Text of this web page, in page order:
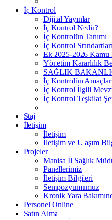
İç Kontrol
Dijital Yayınlar
İç Kontrol Nedir?
İç Kontrolün Tanımı
İç Kontrol Standartları
Ek 2025-2026 Kamu
Yönetim Kararlılık
SAĞLIK
İç Kontrolün Amaçları
İç Kontrol İlgili
İç Kontrol Teşkilat
Staj
İletişim
İletişim
İletişim ve Ulaşım
Projeler
Manisa İl Sağlık
Panellerimiz
İletişim Bilgileri
Sempozyumumuz
Kronik Yara
Personel Online
Satın Alma